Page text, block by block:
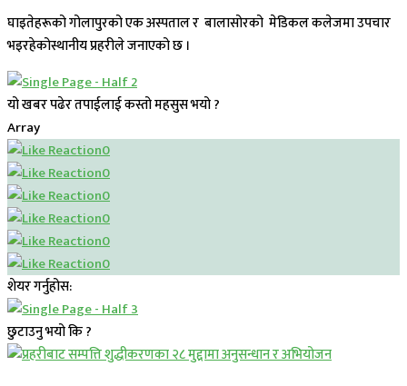
घाइतेहरूको गोलापुरको एक अस्पताल र बालासोरको मेडिकल कलेजमा उपचार
भइरहेकोस्थानीय प्रहरीले जनाएको छ ।
यो खबर पढेर तपाईलाई कस्तो महसुस भयो ?
Array
0
0
0
0
0
0
शेयर गर्नुहोस:
छुटाउनु भयो कि ?